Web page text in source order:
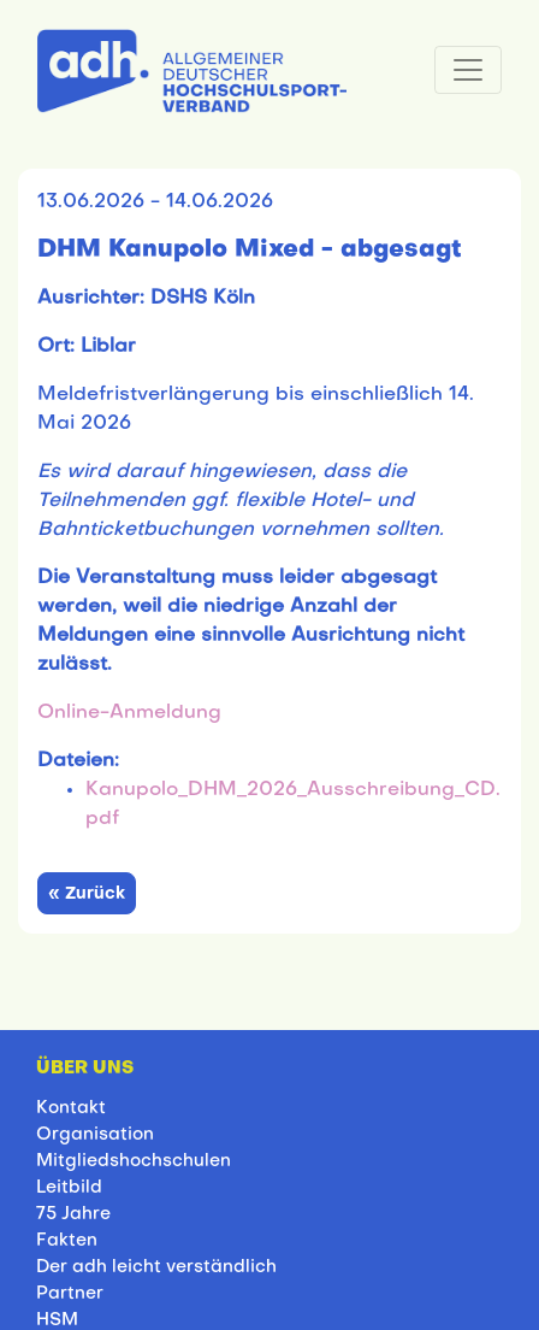
13.06.2026 - 14.06.2026
DHM Kanupolo Mixed - abgesagt
Ausrichter: DSHS Köln
Ort: Liblar
Meldefristverlängerung bis einschließlich 14.
Mai 2026
Es wird darauf hingewiesen, dass die
Teilnehmenden ggf. flexible Hotel- und
Bahnticketbuchungen vornehmen sollten.
Die Veranstaltung muss leider abgesagt
werden, weil die niedrige Anzahl der
Meldungen eine sinnvolle Ausrichtung nicht
zulässt.
Online-Anmeldung
Dateien:
Kanupolo_DHM_2026_Ausschreibung_CD.
pdf
« Zurück
ÜBER UNS
Kontakt
Organisation
Mitgliedshochschulen
Leitbild
75 Jahre
Fakten
Der adh leicht verständlich
Partner
HSM